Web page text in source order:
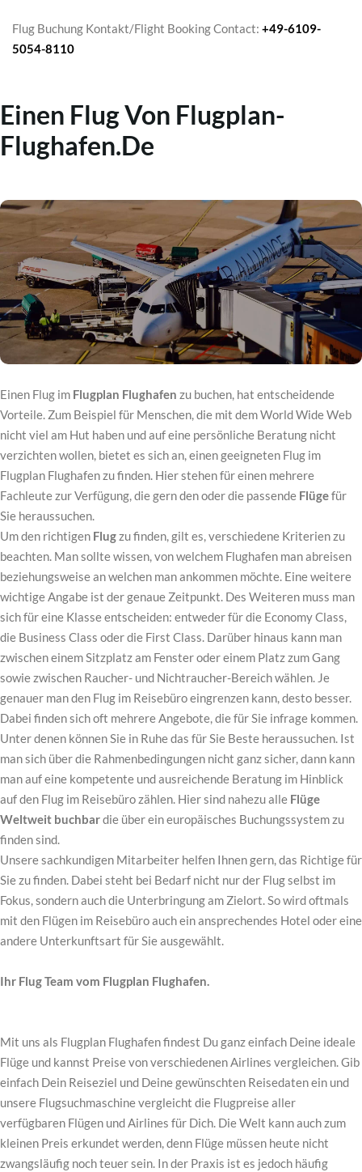
Flug Buchung Kontakt/Flight Booking Contact: +49-6109-
5054-8110
Einen Flug Von Flugplan-
Flughafen.de
Einen Flug im Flugplan Flughafen zu buchen, hat entscheidende
Vorteile. Zum Beispiel für Menschen, die mit dem World Wide Web
nicht viel am Hut haben und auf eine persönliche Beratung nicht
verzichten wollen, bietet es sich an, einen geeigneten Flug im
Flugplan Flughafen zu finden. Hier stehen für einen mehrere
Fachleute zur Verfügung, die gern den oder die passende Flügefür
Sie heraussuchen.
Um den richtigen Flugzu finden, gilt es, verschiedene Kriterien zu
beachten. Man sollte wissen, von welchem Flughafen man abreisen
beziehungsweise an welchen man ankommen möchte. Eine weitere
wichtige Angabe ist der genaue Zeitpunkt. Des Weiteren muss man
sich für eine Klasse entscheiden: entweder für die Economy Class,
die Business Class oder die First Class. Darüber hinaus kann man
zwischen einem Sitzplatz am Fenster oder einem Platz zum Gang
sowie zwischen Raucher- und Nichtraucher-Bereich wählen. Je
genauer man den Flug im Reisebüro eingrenzen kann, desto besser.
Dabei finden sich oft mehrere Angebote, die für Sie infrage kommen.
Unter denen können Sie in Ruhe das für Sie Beste heraussuchen. Ist
man sich über die Rahmenbedingungen nicht ganz sicher, dann kann
man auf eine kompetente und ausreichende Beratung im Hinblick
auf den Flug im Reisebüro zählen. Hier sind nahezu alle Flüge
Weltweit buchbardie über ein europäisches Buchungssystem zu
finden sind.
Unsere sachkundigen Mitarbeiter helfen Ihnen gern, das Richtige für
Sie zu finden. Dabei steht bei Bedarf nicht nur der Flug selbst im
Fokus, sondern auch die Unterbringung am Zielort. So wird oftmals
mit den Flügen im Reisebüro auch ein ansprechendes Hotel oder eine
andere Unterkunftsart für Sie ausgewählt.
Ihr Flug Team vom Flugplan Flughafen.
Mit uns als Flugplan Flughafen findest Du ganz einfach Deine ideale
Flüge und kannst Preise von verschiedenen Airlines vergleichen. Gib
einfach Dein Reiseziel und Deine gewünschten Reisedaten ein und
unsere Flugsuchmaschine vergleicht die Flugpreise aller
verfügbaren Flügen und Airlines für Dich. Die Welt kann auch zum
kleinen Preis erkundet werden, denn Flüge müssen heute nicht
zwangsläufig noch teuer sein. In der Praxis ist es jedoch häufig